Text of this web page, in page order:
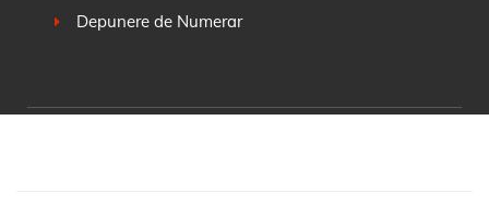
Depunere de Numerar